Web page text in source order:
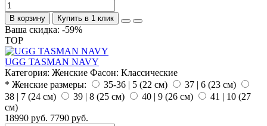
В корзину Купить в 1 клик
Ваша скидка: -59%
TOP
UGG TASMAN NAVY
Категория: Женские Фасон: Классические
* Женские размеры:
35-36 | 5 (22 см)
37 | 6 (23 см)
38 | 7 (24 см)
39 | 8 (25 см) 40 | 9 (26 см)
41 | 10 (27
см)
18990 руб. 7790 руб.